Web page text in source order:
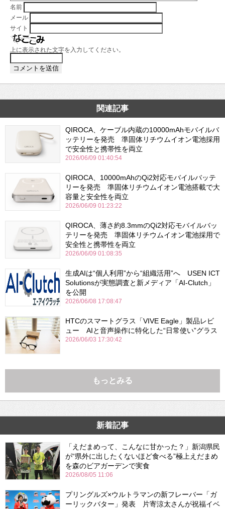
名前
メール
サイト
上に表示された文字を入力してください。
関連記事
QIROCA、ケーブル内蔵の10000mAhモバイルバ
ッテリーを発売 準固体リチウムイオン電池採用
で安全性と携帯性を両立
2026/06/09 01:40:54
QIROCA、10000mAhのQi2対応モバイルバッテ
リーを発売 準固体リチウムイオン電池搭載で大
容量と安全性を両立
2026/06/09 01:23:22
QIROCA、薄さ約8.3mmのQi2対応モバイルバッ
テリーを発売 準固体リチウムイオン電池採用で
安全性と携帯性を両立
2026/06/09 01:08:35
生成AIは“個人利用”から“組織活用”へ USEN ICT
Solutionsが実態調査と新メディア「AI-Clutch」
を公開
2026/06/08 17:08:47
HTCのスマートグラス「VIVE Eagle」製品レビ
ュー AIと音声操作に特化した“日常使い”グラス
2026/06/03 17:30:42
もっとみる
新着記事
「えだまめって、こんなに甘かった？」新潟県民
が“県外に出したくないほど食べる”極上えだまめ
を森のビアガーデンで実食
2026/08/05 11:06
プリングルズ×ウルトラマンの新フレーバー「ガ
ーリックバター」発表 片寄涼太さんが祝福イベ